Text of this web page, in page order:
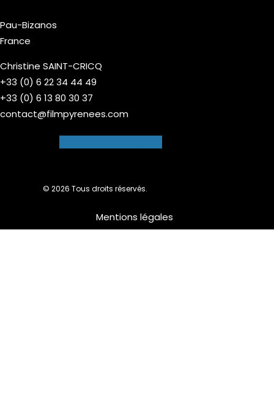
Pau-Bizanos
France
Christine SAINT-CRICQ
+33 (0) 6 22 34 44 49
+33 (0) 6 13 80 30 37
contact@filmpyrenees.com
© 2026 Tous droits réservés.
Mentions légales